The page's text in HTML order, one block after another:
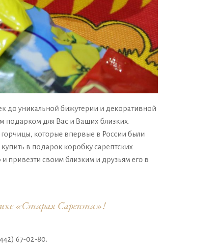
до уникальной бижутерии и декоративной
подарком для Вас и Ваших близких.
которые впервые в России были
в подарок коробку сарептских
привезти своим близким и друзьям его в
«Старая Сарепта»!
67-02-80.